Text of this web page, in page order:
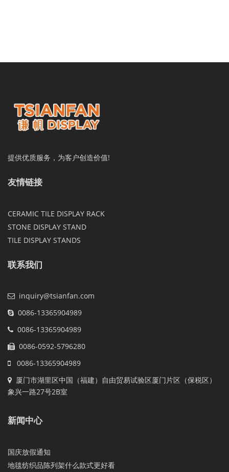
提供优质服务，为客户创造价值!
友情链接
CERAMIC TILE DISPLAY RACK
STONE DISPLAY STAND
TILE DISPLAY STANDS
联系我们
inquiry@tsianfan.com
0086-13365904989
0086-13365904989
0086-0592-5796280
0086-13365904989
厦门市湖里区中国（福建）自由贸易试验区厦门片区（保税区）
象兴一路27号2B室
新闻中心
国庆放假通知
地毯纺织品陈列架什么款式更好看